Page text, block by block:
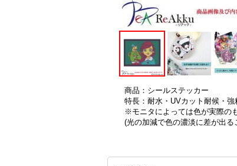
商品：シールステッカー
特長：耐水・UVカット耐候・強
※モニタによっては色が実際の
(光の加減で色の濃淡に差が出る